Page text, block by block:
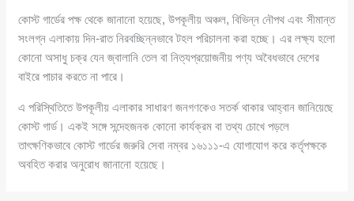
কোস্ট গার্ডের পক্ষ থেকে জানানো হয়েছে, উপকূলীয় অঞ্চল, বিভিন্ন নৌপথ এবং সীমান্ত
সংলগ্ন এলাকায় দিন-রাত নিরবচ্ছিন্নভাবে টহল পরিচালনা করা হচ্ছে। এর লক্ষ্য হলো
কোনো অসাধু চক্র যেন জ্বালানি তেল বা নিত্যপ্রয়োজনীয় পণ্য অবৈধভাবে দেশের
বাইরে পাচার করতে না পারে।
এ পরিস্থিতিতে উপকূলীয় এলাকার সাধারণ জনগণকেও সতর্ক থাকার আহ্বান জানিয়েছে
কোস্ট গার্ড। একই সঙ্গে সন্দেহজনক কোনো কার্যক্রম বা তথ্য চোখে পড়লে
তাৎক্ষণিকভাবে কোস্ট গার্ডের জরুরি সেবা নম্বর ১৬১১১-এ যোগাযোগ করে কর্তৃপক্ষকে
অবহিত করার অনুরোধ জানানো হয়েছে।